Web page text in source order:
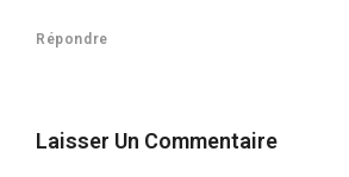
Répondre
Laisser Un Commentaire